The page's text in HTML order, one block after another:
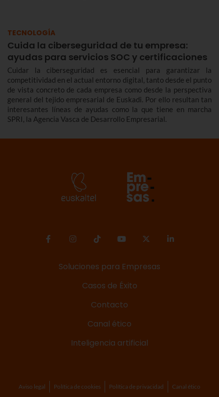
TECNOLOGÍA
Cuida la ciberseguridad de tu empresa:
ayudas para servicios SOC y certificaciones
Cuidar la ciberseguridad es esencial para garantizar la
competitividad en el actual entorno digital, tanto desde el punto
de vista concreto de cada empresa como desde la perspectiva
general del tejido empresarial de Euskadi. Por ello resultan tan
interesantes líneas de ayudas como la que tiene en marcha
SPRI, la Agencia Vasca de Desarrollo Empresarial.
Soluciones para Empresas
Casos de Éxito
Contacto
Canal ético
Inteligencia artificial
Aviso legal Política de cookies Política de privacidad Canal ético